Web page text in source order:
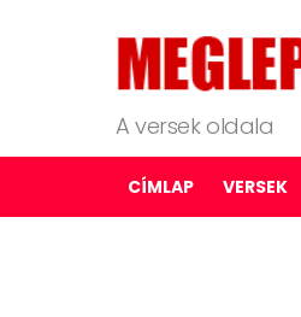
A versek oldala
CÍMLAP VERSEK